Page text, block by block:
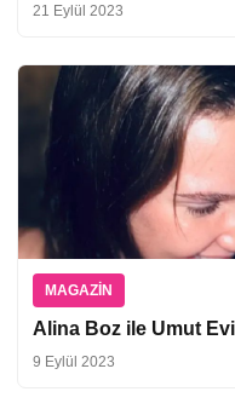
21 Eylül 2023
MAGAZIN
Alina Boz ile Umut
9 Eylül 2023